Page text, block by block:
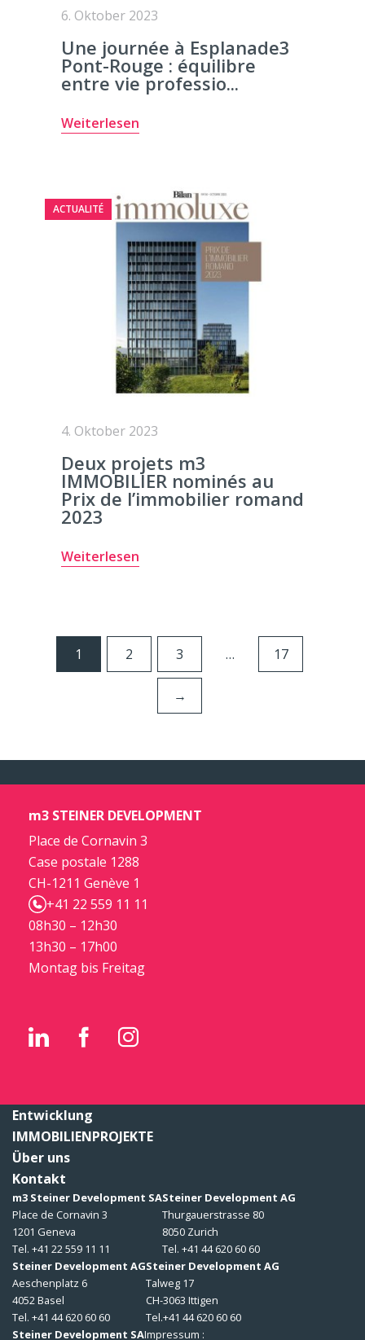
6. Oktober 2023
Une journée à Esplanade3
Pont-Rouge : équilibre
entre vie professio...
Weiterlesen
ACTUALITÉ
4. Oktober 2023
Deux projets m3
IMMOBILIER nominés au
Prix de l’immobilier romand
2023
Weiterlesen
1 2 3 … 17
→
m3 STEINER DEVELOPMENT
Place de Cornavin 3
Case postale 1288
CH-1211 Genève 1
+41 22 559 11 11
08h30 – 12h30
13h30 – 17h00
Montag bis Freitag
Entwicklung
IMMOBILIENPROJEKTE
Über uns
Kontakt
m3 Steiner Development SA
Place de Cornavin 3
1201 Geneva
Tel. +41 22 559 11 11
Steiner Development AG
Thurgauerstrasse 80
8050 Zurich
Tel. +41 44 620 60 60
Steiner Development AG
Aeschenplatz 6
4052 Basel
Tel. +41 44 620 60 60
Steiner Development AG
Talweg 17
CH-3063 Ittigen
Tel.+41 44 620 60 60
Steiner Development SAImpressum :